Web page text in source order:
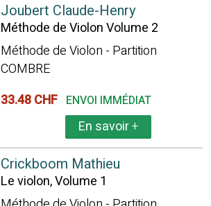
Joubert Claude-Henry
Méthode de Violon Volume 2
Méthode de Violon - Partition
COMBRE
33.48 CHF ENVOI IMMÉDIAT
En savoir+
Crickboom Mathieu
Le violon, Volume 1